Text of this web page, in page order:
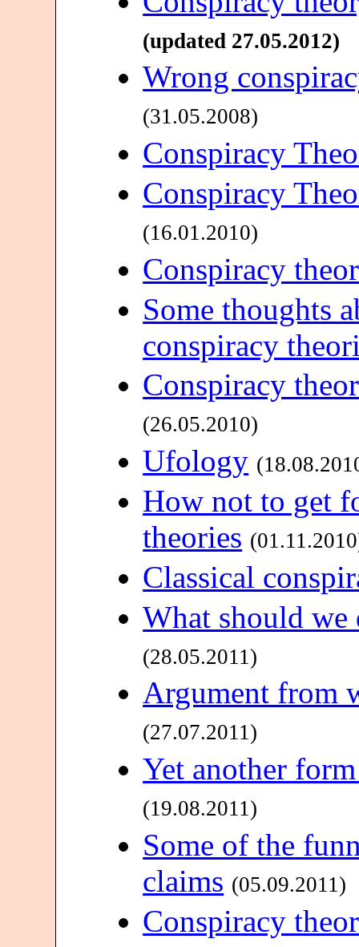
(updated 27.05.2012)
Wrong
(31.05.2008)
Conspiracy
Conspiracy
(16.01.2010)
Conspiracy
Some thoughts
conspiracy
Conspiracy
(26.05.2010)
Ufology
How not to get
theories
Classical
What should we
(28.05.2011)
Argument from
(27.07.2011)
Yet another
(19.08.2011)
Some of the
claims (05.09.2011)
Conspiracy